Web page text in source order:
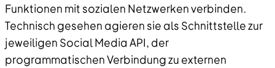
Funktionen mit sozialen Netzwerken verbinden.
Technisch gesehen agieren sie als Schnittstelle zur
jeweiligen Social Media API, der
programmatischen Verbindung zu externen